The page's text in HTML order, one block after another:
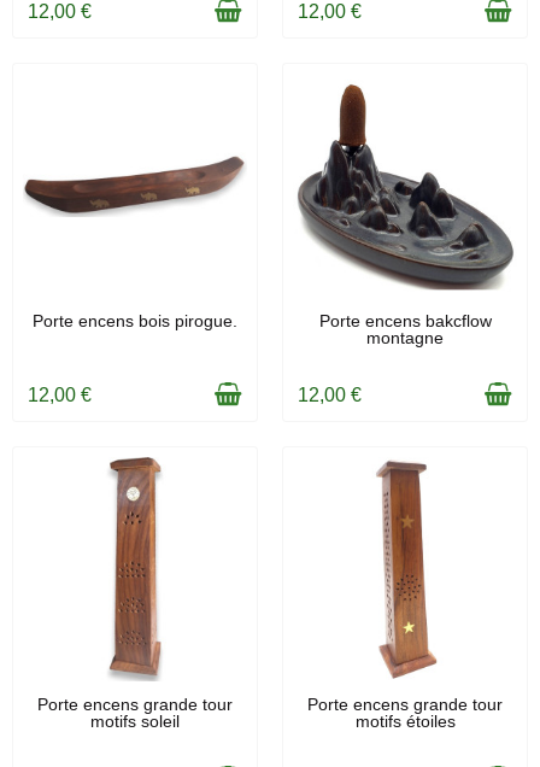
12,00 € 12,00 €
EN STOCK
Porte encens bois pirogue.
12,00 €
EN STOCK
Porte encens bakcflow
montagne
12,00 €
EN STOCK
Porte encens grande tour
motifs soleil
EN STOCK
Porte encens grande tour
motifs étoiles